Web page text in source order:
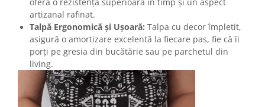
artizanal rafinat.
Talpă Ergonomică și Ușoară: Talpa cu decor împletit,
asigură o amortizare excelentă la fiecare pas, fie că îi
porți pe gresia din bucătărie sau pe parchetul din
living.